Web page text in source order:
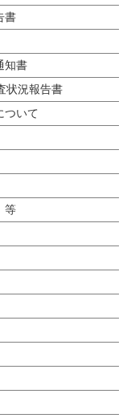
書
知書
状況報告書
ついて
等